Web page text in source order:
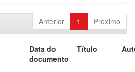
Anterior 1 Próximo
Data do
documento
Título